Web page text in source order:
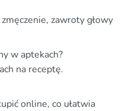
zawroty głowy
w aptekach?
na receptę.
online, co ułatwia